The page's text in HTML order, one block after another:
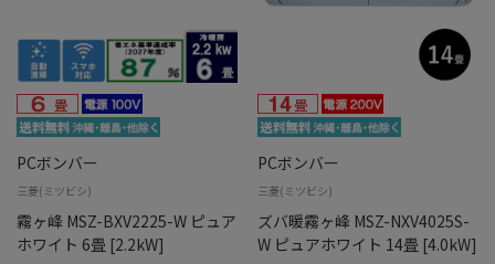
PCボンバー
三菱(ミツビシ)
霧ヶ峰 MSZ-BXV2225-W ピュア
ホワイト 6畳 [2.2kW]
PCボンバー
三菱(ミツビシ)
ズバ暖霧ヶ峰 MSZ-NXV4025S-
W ピュアホワイト 14畳 [4.0kW]